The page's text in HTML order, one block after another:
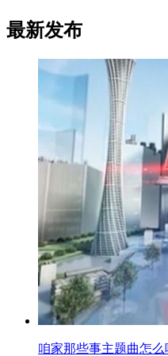
最新发布
咱家那些事主题曲怎